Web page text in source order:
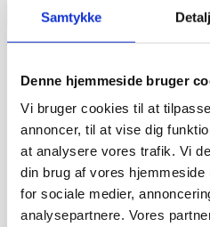
Samtykke
Denne hjemmeside bruger
Vi bruger cookies til at
annoncer, til at vise dig
at analysere vores trafik. Vi
din brug af vores
for sociale medier,
analysepartnere. Vores